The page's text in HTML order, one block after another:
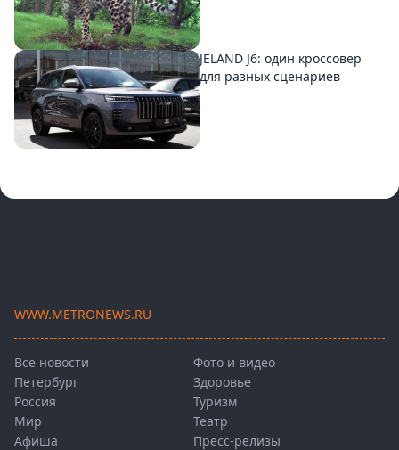
JELAND J6: один кроссовер
для разных сценариев
WWW.METRONEWS.RU
Все новости
Петербург
Россия
Мир
Афиша
Фото и видео
Здоровье
Туризм
Театр
Пресс-релизы